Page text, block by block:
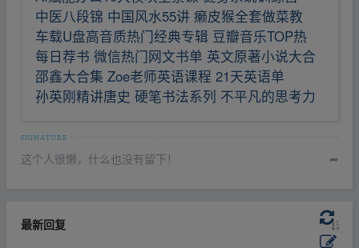
中医八段锦 中国风水55讲 癞皮猴全套做菜教
车载U盘高音质热门经典专辑 豆瓣音乐TOP热
每日荐书 微信热门网文书单 英文原著小说大合
邵鑫大合集 Zoe老师英语课程 21天英语单
孙英刚精讲唐史 硬笔书法系列 不平凡的思考力
这个人很懒，什么也没有留下！ ➦
最新回复